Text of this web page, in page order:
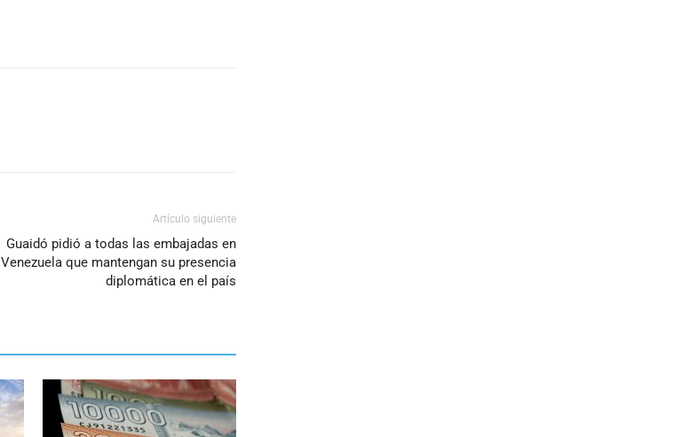
Artículo siguiente
Guaidó pidió a todas las embajadas en
Venezuela que mantengan su presencia
diplomática en el país